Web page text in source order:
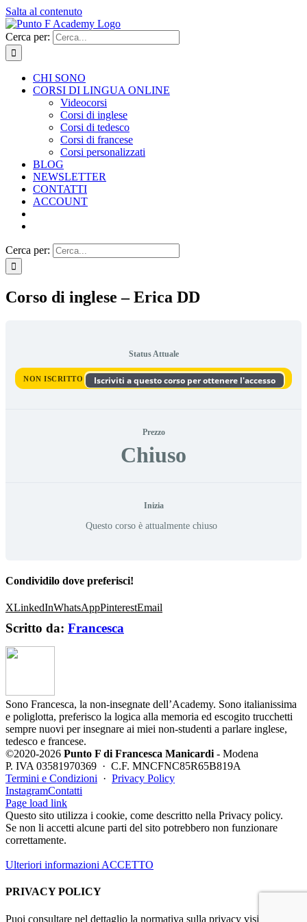
Salta al contenuto
Cerca per:
CHI SONO
CORSI DI LINGUA ONLINE
Videocorsi
Corsi di inglese
Corsi di tedesco
Corsi di francese
Corsi personalizzati
BLOG
NEWSLETTER
CONTATTI
ACCOUNT
Cerca per:
Corso di inglese – Erica DD
Status Attuale
NON ISCRITTO Iscriviti a questo corso per ottenere l'accesso
Prezzo
Chiuso
Inizia
Questo corso è attualmente chiuso
Condividilo dove preferisci!
XLinkedInWhatsAppPinterestEmail
Scritto da: Francesca
Sono Francesca, la non-insegnate dell’Academy. Sono italianissima
e poliglotta, preferisco la logica alla memoria ed escogito trucchetti
sempre nuovi per insegnare ai miei non-studenti a parlare inglese,
tedesco e francese.
©2020-2026 Punto F di Francesca Manicardi - Modena
P. IVA 03581970369 · C.F. MNCFNC85R65B819A
Termini e Condizioni · Privacy Policy
InstagramContatti
Page load link
Questo sito utilizza i cookie, come descritto nella Privacy policy.
Se non li accetti alcune parti del sito potrebbero non funzionare
correttamente.
Ulteriori informazioni ACCETTO
PRIVACY POLICY
Puoi consultare nel dettaglio la normativa sulla privacy visitando